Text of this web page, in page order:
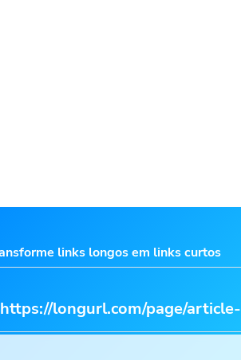
https://longurl.com/page/article-
na|